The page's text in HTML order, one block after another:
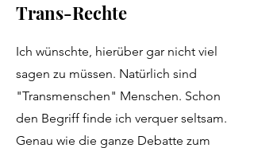
Trans-Rechte
Ich wünschte, hierüber gar nicht viel
sagen zu müssen. Natürlich sind
"Transmenschen" Menschen. Schon
den Begriff finde ich verquer seltsam.
Genau wie die ganze Debatte zum